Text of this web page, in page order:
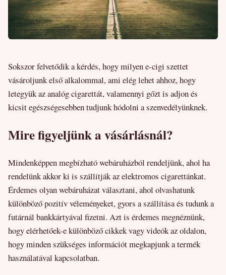
Sokszor felvetődik a kérdés, hogy milyen e-cigi szettet
vásároljunk első alkalommal, ami elég lehet ahhoz, hogy
letegyük az analóg cigarettát, valamennyi gőzt is adjon és
kicsit egészségesebben tudjunk hódolni a szenvedélyünknek.
Mire figyeljünk a vásárlásnál?
Mindenképpen megbízható webáruházból rendeljünk, ahol ha
rendelünk akkor ki is szállítják az elektromos cigarettánkat.
Érdemes olyan webáruházat választani, ahol olvashatunk
különböző pozitív véleményeket, gyors a szállítása és tudunk a
futárnál bankkártyával fizetni. Azt is érdemes megnéznünk,
hogy elérhetőek-e különböző cikkek vagy videók az oldalon,
hogy minden szükséges információt megkapjunk a termék
használatával kapcsolatban.